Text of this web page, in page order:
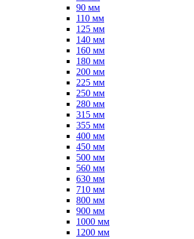
90 мм
110 мм
125 мм
140 мм
160 мм
180 мм
200 мм
225 мм
250 мм
280 мм
315 мм
355 мм
400 мм
450 мм
500 мм
560 мм
630 мм
710 мм
800 мм
900 мм
1000 мм
1200 мм